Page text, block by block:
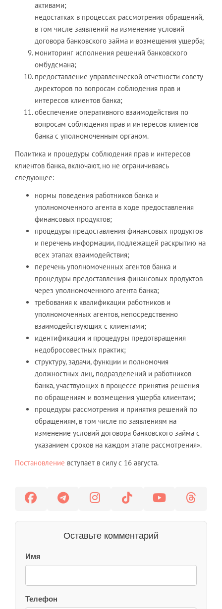
активами;
недостатках в процессах рассмотрения обращений,
в том числе заявлений на изменение условий
договора банковского займа и возмещения ущерба;
мониторинг исполнения решений банковского
омбудсмана;
предоставление управленческой отчетности совету
директоров по вопросам соблюдения прав и
интересов клиентов банка;
обеспечение оперативного взаимодействия по
вопросам соблюдения прав и интересов клиентов
банка с уполномоченным органом.
Политика и процедуры соблюдения прав и интересов
клиентов банка, включают, но не ограничиваясь
следующее:
нормы поведения работников банка и
уполномоченного агента в ходе предоставления
финансовых продуктов;
процедуры предоставления финансовых продуктов
и перечень информации, подлежащей раскрытию на
всех этапах взаимодействия;
перечень уполномоченных агентов банка и
процедуры предоставления финансовых продуктов
через уполномоченного агента банка;
требования к квалификации работников и
уполномоченных агентов, непосредственно
взаимодействующих с клиентами;
идентификации и процедуры предотвращения
недобросовестных практик;
структуру, задачи, функции и полномочия
должностных лиц, подразделений и работников
банка, участвующих в процессе принятия решения
по обращениям и возмещения ущерба клиентам;
процедуры рассмотрения и принятия решений по
обращениям, в том числе по заявлениям на
изменение условий договора банковского займа с
указанием сроков на каждом этапе рассмотрения».
Постановление вступает в силу с 16 августа.
Оставьте комментарий
Имя
Телефон